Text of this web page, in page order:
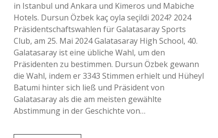
in Istanbul und Ankara und Kimeros und Mabiche
Hotels. Dursun Özbek kaç oyla seçildi 2024? 2024
Präsidentschaftswahlen für Galatasaray Sports
Club, am 25. Mai 2024 Galatasaray High School, 40.
Galatasaray ist eine übliche Wahl, um den
Präsidenten zu bestimmen. Dursun Özbek gewann
die Wahl, indem er 3343 Stimmen erhielt und Hüheyl
Batumi hinter sich ließ und Präsident von
Galatasaray als die am meisten gewählte
Abstimmung in der Geschichte von…